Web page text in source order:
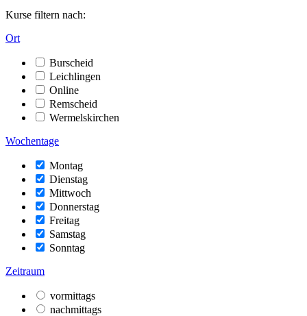
Kurse filtern nach:
Ort
Burscheid
Leichlingen
Online
Remscheid
Wermelskirchen
Wochentage
Montag
Dienstag
Mittwoch
Donnerstag
Freitag
Samstag
Sonntag
Zeitraum
vormittags
nachmittags